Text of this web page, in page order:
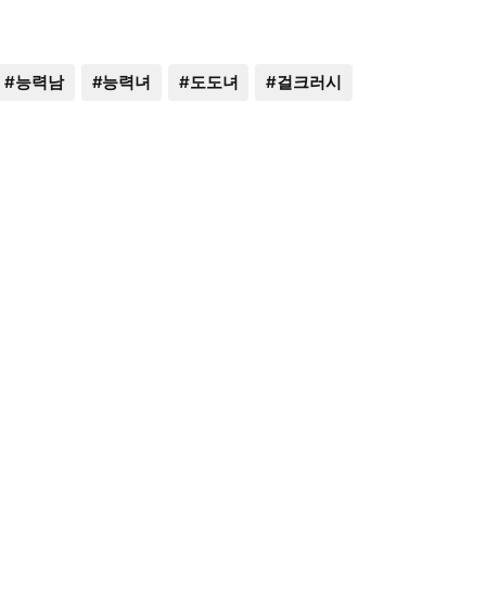
#능력남 #능력녀 #도도녀 #걸크러시